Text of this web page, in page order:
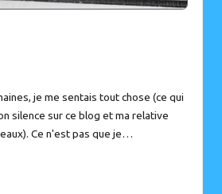
je me sentais tout chose (ce qui
silence sur ce blog et ma relative
Ce n'est pas que je…